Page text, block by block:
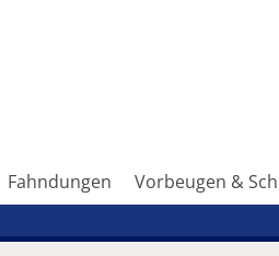
Fahndungen Vorbeugen &